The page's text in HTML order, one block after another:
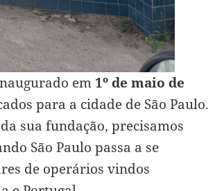
em 1º de maio de
para a cidade de São Paulo.
sua fundação, precisamos
São Paulo passa a se
de operários vindos